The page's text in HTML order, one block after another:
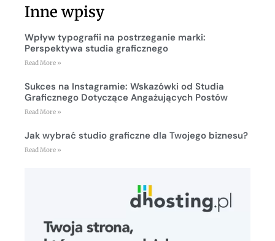
Inne wpisy
Wpływ typografii na postrzeganie marki:
Perspektywa studia graficznego
Read More »
Sukces na Instagramie: Wskazówki od Studia
Graficznego Dotyczące Angażujących Postów
Read More »
Jak wybrać studio graficzne dla Twojego biznesu?
Read More »